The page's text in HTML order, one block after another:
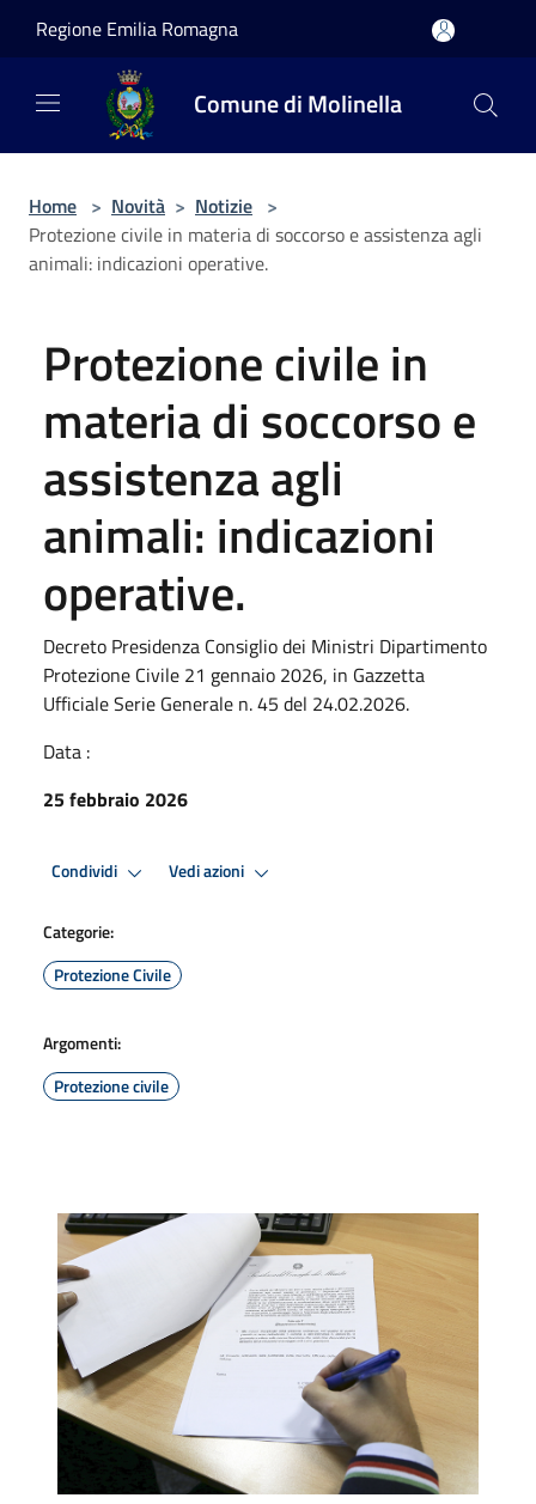
Regione Emilia Romagna
Comune di Molinella
Home > Novità > Notizie >
Protezione civile in materia di soccorso e assistenza agli
animali: indicazioni operative.
Protezione civile in
materia di soccorso e
assistenza agli
animali: indicazioni
operative.
Decreto Presidenza Consiglio dei Ministri Dipartimento
Protezione Civile 21 gennaio 2026, in Gazzetta
Ufficiale Serie Generale n. 45 del 24.02.2026.
Data :
25 febbraio 2026
Condividi Vedi azioni
Categorie:
Protezione Civile
Argomenti:
Protezione civile